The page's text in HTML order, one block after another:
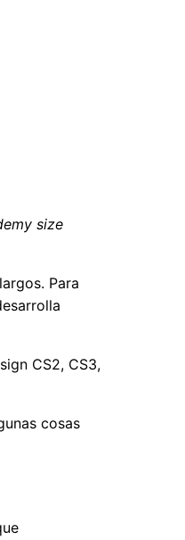
size
Para
CS2, CS3,
cosas